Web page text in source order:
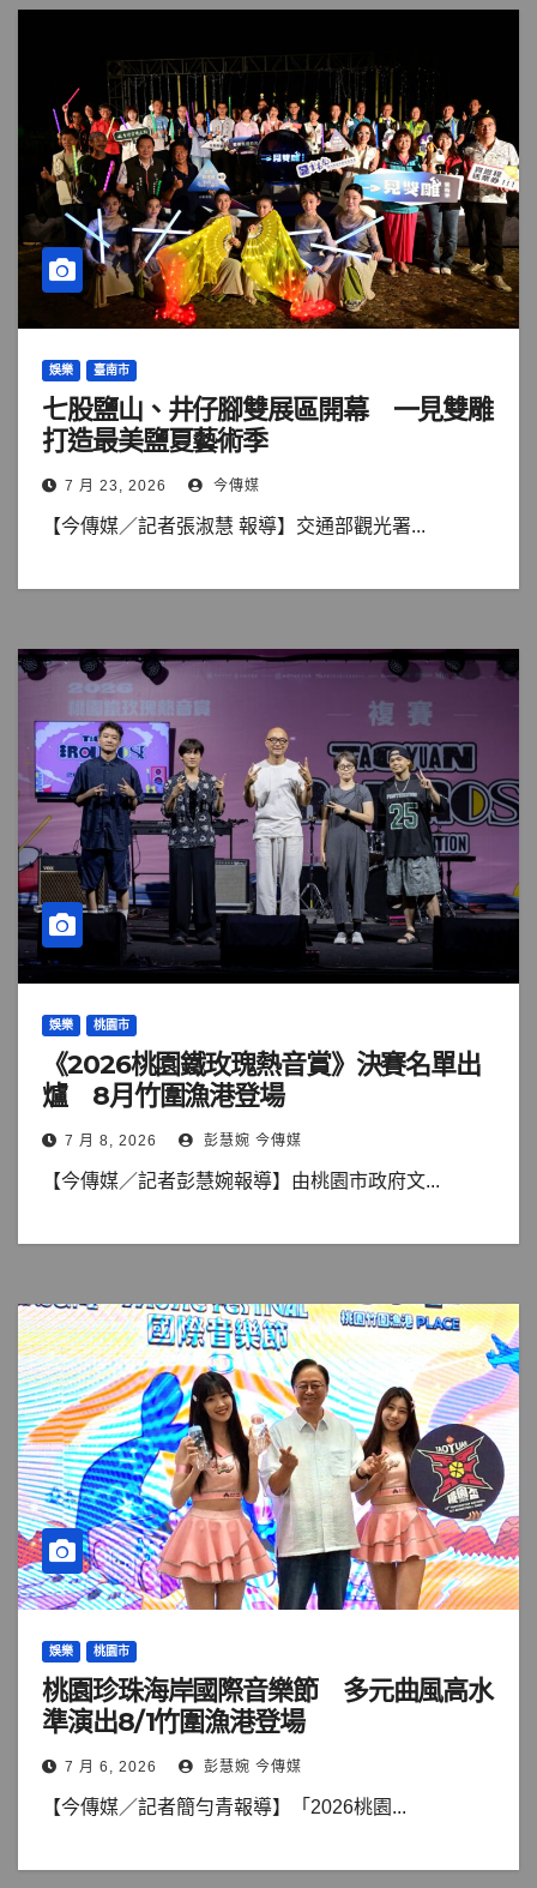
娛樂 臺南市
七股鹽山、井仔腳雙展區開幕 一見雙雕
打造最美鹽夏藝術季
7 月 23, 2026 今傳媒
【今傳媒／記者張淑慧 報導】交通部觀光署...
娛樂 桃園市
《2026桃園鐵玫瑰熱音賞》決賽名單出
爐 8月竹圍漁港登場
7 月 8, 2026 彭慧婉 今傳媒
【今傳媒／記者彭慧婉報導】由桃園市政府文...
娛樂 桃園市
桃園珍珠海岸國際音樂節 多元曲風高水
準演出8/1竹圍漁港登場
7 月 6, 2026 彭慧婉 今傳媒
【今傳媒／記者簡勻青報導】「2026桃園...